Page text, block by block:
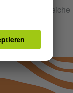
geben hilfreiche